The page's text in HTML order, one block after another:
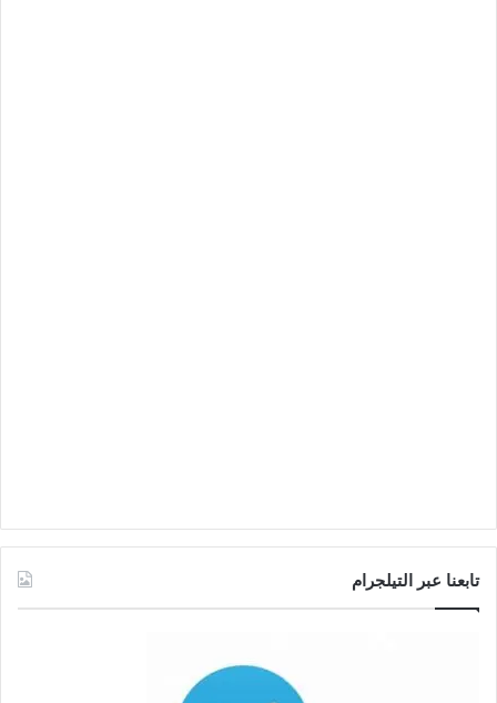
تابعنا عبر التيلجرام